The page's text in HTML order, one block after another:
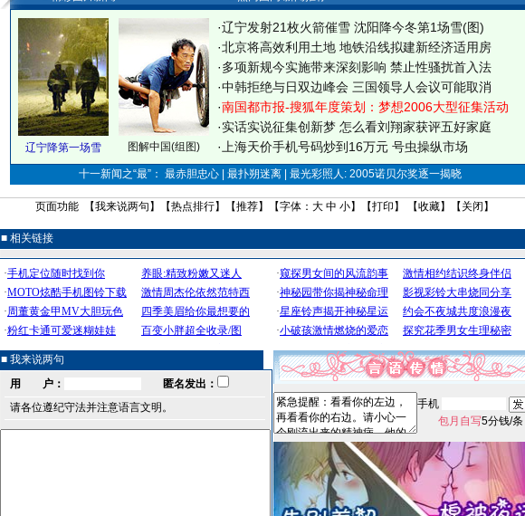
辽宁降第一场雪 图解中国(组图)
·辽宁发射21枚火箭催雪 沈阳降今冬第1场雪(图)
·北京将高效利用土地 地铁沿线拟建新经济适用房
·多项新规今实施带来深刻影响 禁止性骚扰首入法
·中韩拒绝与日双边峰会 三国领导人会议可能取消
·南国都市报-搜狐年度策划：梦想2006大型征集活动
·实话实说征集创新梦 怎么看刘翔家获评五好家庭
· 上海天价手机号码炒到16万元 号虫操纵市场
十一新闻之“最”： 最赤胆忠心 | 最扑朔迷离 | 最光彩照人: 2005诺贝尔奖逐一揭晓
页面功能 【我来说两句 】【热点排行】【推荐】【字体： 大 中 小】【打印 】 【收藏】【 关闭 】
■ 相关链接
■ 我来说两句
用 户：
匿名发出：
请各位遵纪守法并注意语言文明。
手机
包月自写5分钱/条